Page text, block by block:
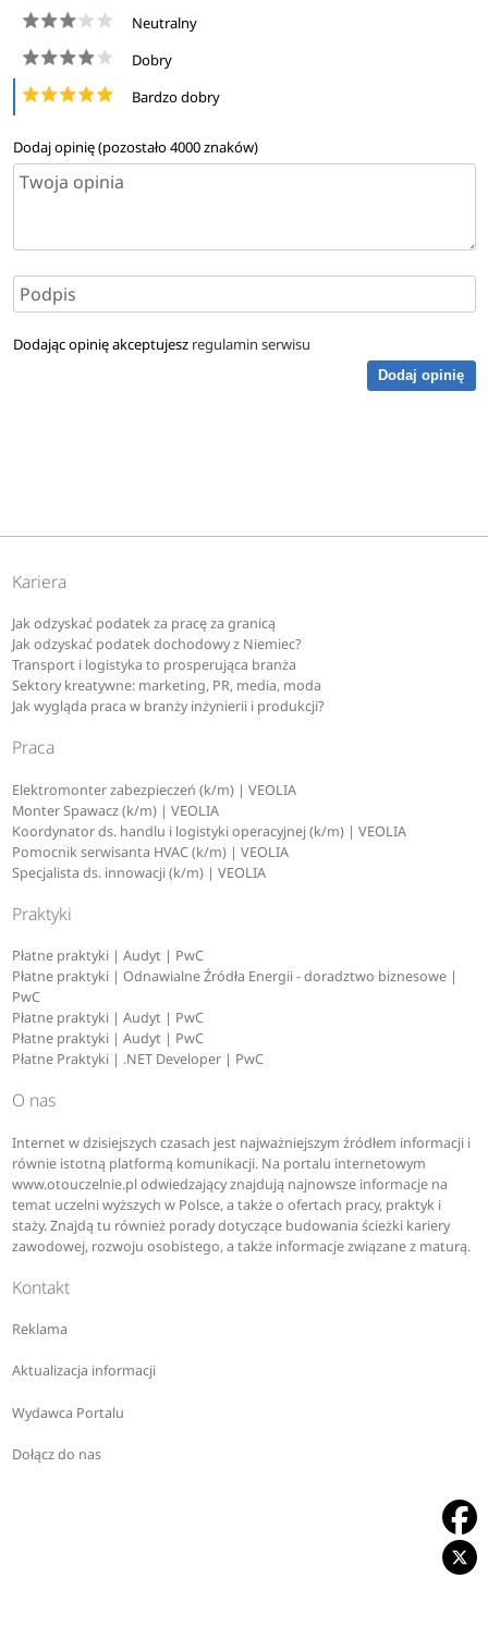
Neutralny
Dobry
Bardzo dobry
Dodaj opinię (pozostało4000znaków)
Dodając opinię akceptujesz regulamin serwisu
Dodaj opinię
Kariera
Jak odzyskać podatek za pracę za granicą
Jak odzyskać podatek dochodowy z Niemiec?
Transport i logistyka to prosperująca branża
Sektory kreatywne: marketing, PR, media, moda
Jak wygląda praca w branży inżynierii i produkcji?
Praca
Elektromonter zabezpieczeń (k/m) | VEOLIA
Monter Spawacz (k/m) | VEOLIA
Koordynator ds. handlu i logistyki operacyjnej (k/m) | VEOLIA
Pomocnik serwisanta HVAC (k/m) | VEOLIA
Specjalista ds. innowacji (k/m) | VEOLIA
Praktyki
Płatne praktyki | Audyt | PwC
Płatne praktyki | Odnawialne Źródła Energii - doradztwo biznesowe |
PwC
Płatne praktyki | Audyt | PwC
Płatne praktyki | Audyt | PwC
Płatne Praktyki | .NET Developer | PwC
O nas
Internet w dzisiejszych czasach jest najważniejszym źródłem informacji i
równie istotną platformą komunikacji. Na portalu internetowym
www.otouczelnie.pl odwiedzający znajdują najnowsze informacje na
temat uczelni wyższych w Polsce, a także o ofertach pracy, praktyk i
staży. Znajdą tu również porady dotyczące budowania ścieżki kariery
zawodowej, rozwoju osobistego, a także informacje związane z maturą.
Kontakt
Reklama
Aktualizacja informacji
Wydawca Portalu
Dołącz do nas